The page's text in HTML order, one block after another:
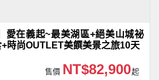
愛在義起~最美湖區+絕美山城祕
時尚OUTLET美饌美景之旅10天
售價 NT$82,900起